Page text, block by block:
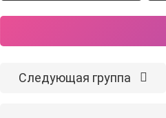
Следующая группа